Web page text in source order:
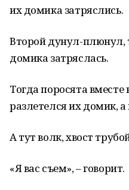
их домика затряслись.
Второй дунул-плюнул,
домика затряслась.
Тогда поросята
разлетелся их домик, а
А тут волк, хвост
«Я вас съем», – говорит.